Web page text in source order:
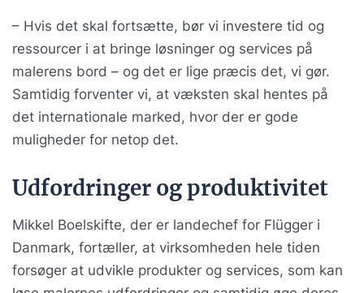
– Hvis det skal fortsætte, bør vi investere tid og
ressourcer i at bringe løsninger og services på
malerens bord – og det er lige præcis det, vi gør.
Samtidig forventer vi, at væksten skal hentes på
det internationale marked, hvor der er gode
muligheder for netop det.
Udfordringer og produktivitet
Mikkel Boelskifte, der er landechef for Flügger i
Danmark, fortæller, at virksomheden hele tiden
forsøger at udvikle produkter og services, som kan